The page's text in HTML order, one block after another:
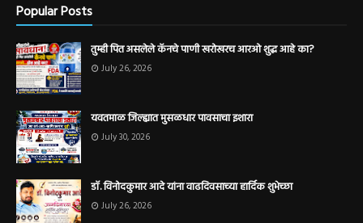
Popular Posts
तुम्ही पित असलेले कॅनचे पाणी खरोखरच आरओ शुद्ध आहे का?
July 26, 2026
यवतमाळ जिल्ह्यात मुसळधार पावसाचा इशारा
July 30, 2026
डॉ. विनोदकुमार आदे यांना वाढदिवसाच्या हार्दिक शुभेच्छा
July 26, 2026